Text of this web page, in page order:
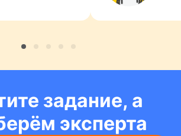
задание, а
эксперта